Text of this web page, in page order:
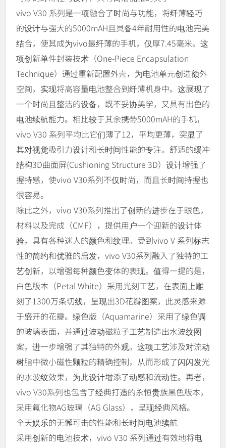
vivo V30 系列是一项融合了时尚与功能，将纤薄轻巧
的设计与强大的5000mAH且具备4年耐用性的电池完美
结合，使其成为vivo最纤薄的手机，仅厚7.45毫米。这
项创新单件封装技术（One-Piece Encapsulation
Technique）通过重新配置外壳，为电池单元创造额外
空间，实现将高容量电池整合到纤薄机身中。这展现了
一个时尚且整洁的设备，既不妥协美学，又具有出色的
电池续航能力。相比较于其余携带5000mAH的手机，
vivo V30 系列平均比它们薄了12，平均更薄，突显了
其对视觉吸引力设计和长时间性能的专注。舒适的缓冲
结构3D曲面屏(Cushioning Structure 3D）设计增强了
握持感，使vivo V30系列不仅时尚，而且长时间持握也
很容易。
除此之外，vivo V30系列推出了创新的进步在于眼色，
材料以及完成（CMF），提供用户一个迎新的设计体
验，具有各种迷人的颜色和纹理。受到vivo V 系列标志
性的简约和优雅的启发，vivo V30系列融入了独特的工
艺创新，以增强每种颜色变体的表现。值得一提的是，
白色版本（Petal White）采用光刻工艺，在表面上雕
刻了1300万条切线，呈现出3D花瓣图案，此灵感来源
于盛开的花瓣。绿色版（Aquamarine）采用了绿色调
的玻璃表面，并通过波动磁粒子工艺制造出水波纹图
案，进一步增强了其独特的外观。这项工艺涉及对流动
树脂中微小磁性颗粒的精确控制，从而形成了闪闪发光
的水波纹效果，为此设计增添了动感和流动性。再者，
vivo V30系列也包含了经典打造的永恒贵族黑色版本，
采用氟化物AG玻璃（AG Glass），呈现经典风格。
全天娱乐的无懈可击的性能和长时间电池续航
采用创新的电池技术，vivo V30 系列通过有效地将电